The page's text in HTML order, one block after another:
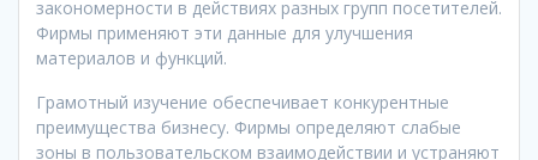
закономерности в действиях разных групп посетителей.
Фирмы применяют эти данные для улучшения
материалов и функций.
Грамотный изучение обеспечивает конкурентные
преимущества бизнесу. Фирмы определяют слабые
зоны в пользовательском взаимодействии и устраняют